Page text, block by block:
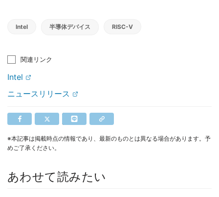
Intel 半導体デバイス RISC-V
関連リンク
Intel
ニュースリリース
※本記事は掲載時点の情報であり、最新のものとは異なる場合があります。予
めご了承ください。
あわせて読みたい